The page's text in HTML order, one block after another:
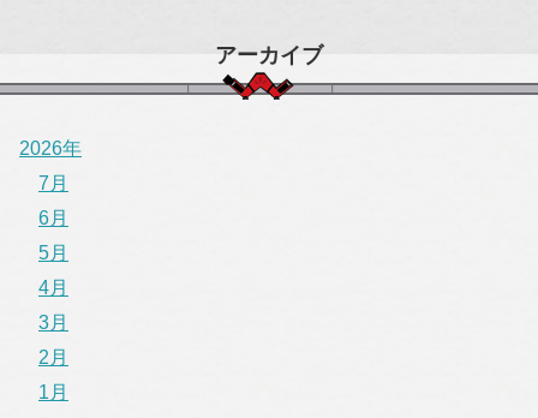
アーカイブ
2026年
7月
6月
5月
4月
3月
2月
1月